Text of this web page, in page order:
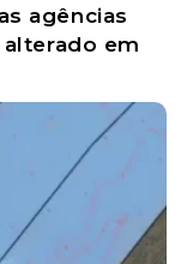
agências
em